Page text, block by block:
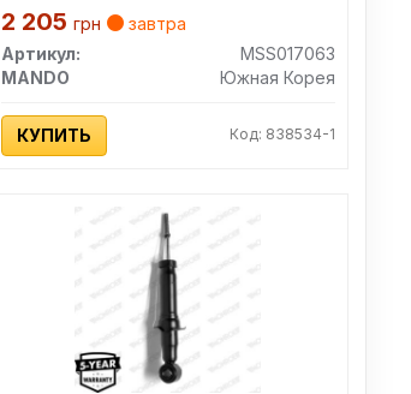
2 205грн
завтра
Артикул:
MSS017063
MANDO
Южная Корея
КУПИТЬ Код: 838534-1